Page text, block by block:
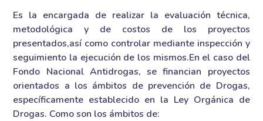
Es la encargada de realizar la evaluación técnica,
metodológica y de costos de los proyectos
presentados,así como controlar mediante inspección y
seguimiento la ejecución de los mismos.En el caso del
Fondo Nacional Antidrogas, se financian proyectos
orientados a los ámbitos de prevención de Drogas,
específicamente establecido en la Ley Orgánica de
Drogas. Como son los ámbitos de: